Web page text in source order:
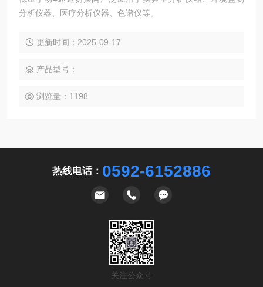
分析仪器、医疗分析仪器、色谱仪等。
更新时间：2025-09-17
产品型号：
浏览量：1198
热线电话： 0592-6152886
关注公众号